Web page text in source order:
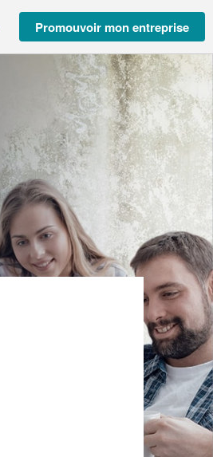
Promouvoir mon entreprise